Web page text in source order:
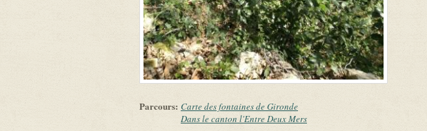
Parcours: Carte des fontaines de Gironde
Dans le canton l'Entre Deux Mers